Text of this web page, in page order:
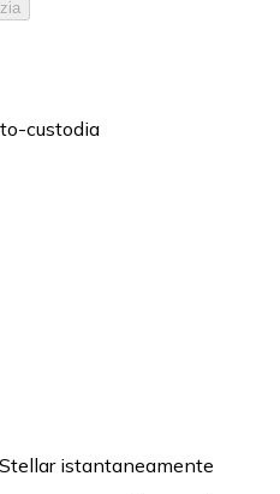
custodia
istantaneamente